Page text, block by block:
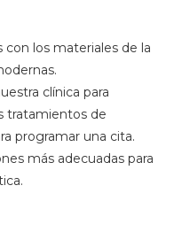
los materiales de la
clínica para
tratamientos de
programar una cita.
más adecuadas para